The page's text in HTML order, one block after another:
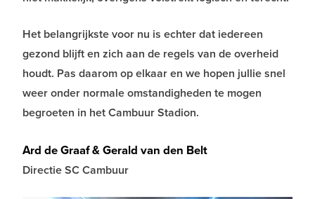
Het belangrijkste voor nu is echter dat iedereen
gezond blijft en zich aan de regels van de overheid
houdt. Pas daarom op elkaar en we hopen jullie snel
weer onder normale omstandigheden te mogen
begroeten in het Cambuur Stadion.
Ard de Graaf & Gerald van den Belt
Directie SC Cambuur